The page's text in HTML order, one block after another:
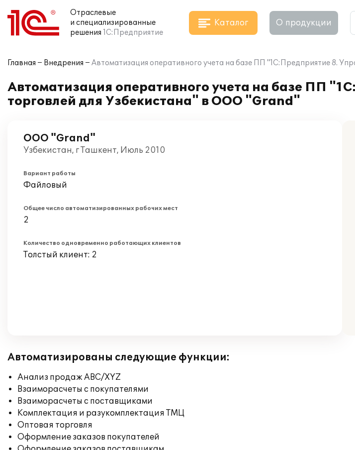
Отраслевые
и специализированные
решения 1С:Предприятие
Каталог О продукции
Главная Внедрения Автоматизация оперативного учета на базе ПП "1С:Предприятие 8.
Автоматизация оперативного учета на базе ПП
торговлей для Узбекистана" в OOO "Grand"
OOO "Grand"
Узбекистан, г Ташкент, Июль 2010
Вариант работы
Файловый
Общее число автоматизированных рабочих мест
2
Количество одновременно работающих клиентов
Толстый клиент: 2
Автоматизированы следующие функции:
Анализ продаж ABC/XYZ
Взаиморасчеты с покупателями
Взаиморасчеты с поставщиками
Комплектация и разукомплектация ТМЦ
Оптовая торговля
Оформление заказов покупателей